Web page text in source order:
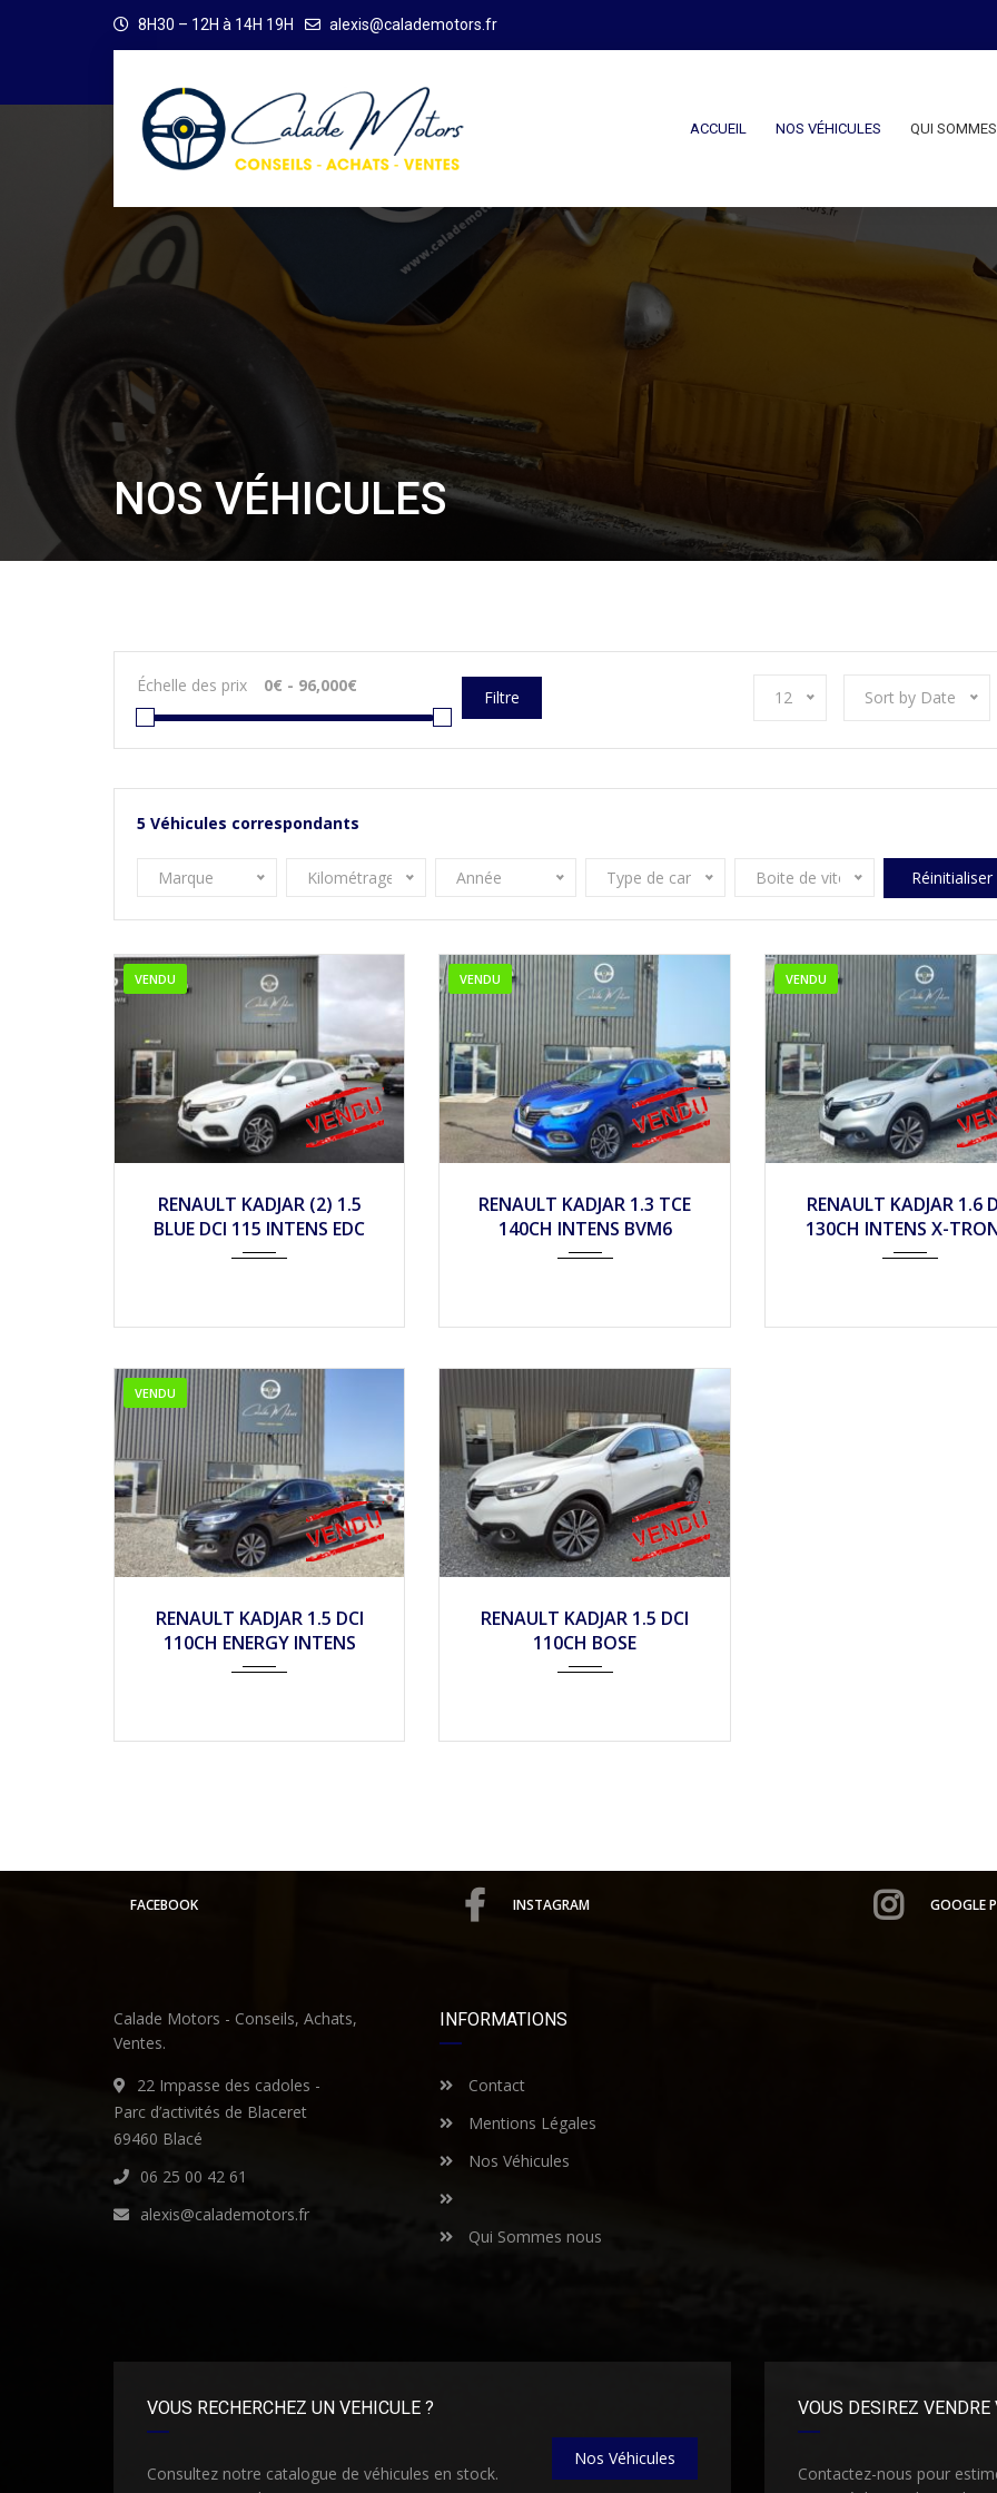
8H30 – 12H à 14H 19H alexis@calademotors.fr
ACCUEIL NOS VÉHICULES QUI
NOS VÉHICULES
Échelle des prix
Filtre 12 Sort by Date
5 Véhicules correspondants
Marque Kilométrage Année Type de carburant Boite de vitesse Réinitialiser
VENDU
RENAULT KADJAR (2) 1.5
BLUE DCI 115 INTENS EDC
VENDU
RENAULT KADJAR 1.3 TCE
140CH INTENS BVM6
VENDU
RENAULT KADJAR 1.6
130CH INTENS X-
VENDU
RENAULT KADJAR 1.5 DCI
110CH ENERGY INTENS
RENAULT KADJAR 1.5 DCI
110CH BOSE
FACEBOOK INSTAGRAM GOOGLE
Calade Motors - Conseils, Achats,
Ventes.
22 Impasse des cadoles -
Parc d’activités de Blaceret
69460 Blacé
06 25 00 42 61
alexis@calademotors.fr
INFORMATIONS
Contact
Mentions Légales
Nos Véhicules
Qui Sommes nous
VOUS RECHERCHEZ UN VEHICULE ?
Consultez notre catalogue de véhicules en stock.
Nos Véhicules
VOUS DESIREZ VENDRE
Contactez-nous pour